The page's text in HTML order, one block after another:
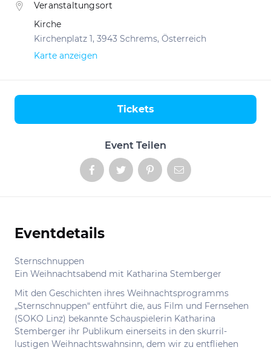
Veranstaltungsort
Kirche
Kirchenplatz 1, 3943 Schrems, Österreich
Karte anzeigen
Event Teilen
Tickets
Informationen
Eventdetails
Sternschnuppen
Ein Weihnachtsabend mit Katharina Stemberger
Mit den Geschichten ihres Weihnachtsprogramms
„Sternschnuppen“ entführt die, aus Film und Fernsehen
(SOKO Linz) bekannte Schauspielerin Katharina
Stemberger ihr Publikum einerseits in den skurril-
lustigen Weihnachtswahnsinn, dem wir zu entfliehen